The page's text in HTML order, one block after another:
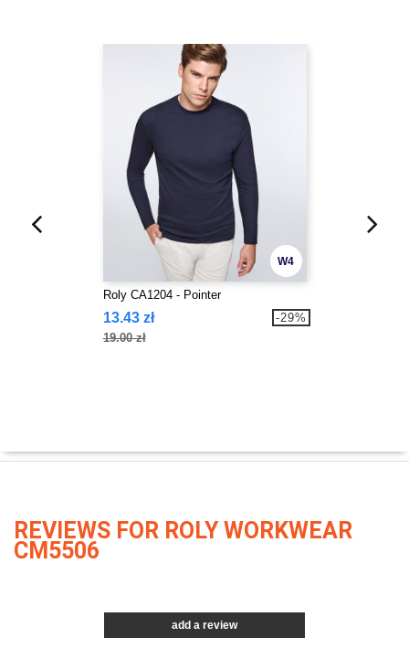
W4
Roly CA1204 - Pointer
13.43 zł
19.00 zł
-29%
REVIEWS FOR ROLY WORKWEAR
CM5506
add a review